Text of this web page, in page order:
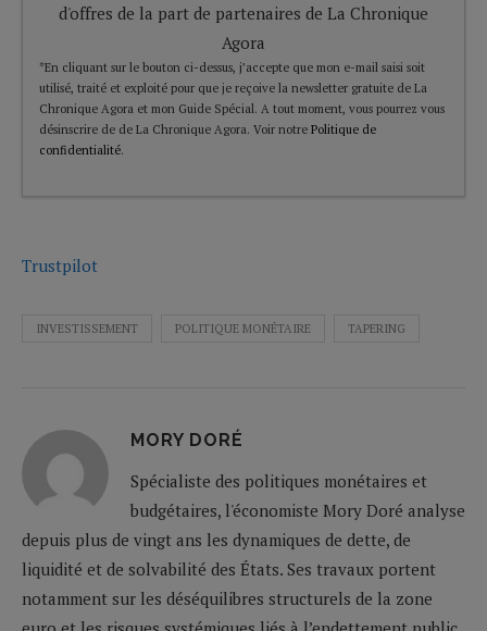
d'offres de la part de partenaires de La Chronique
Agora
*En cliquant sur le bouton ci-dessus, j’accepte que mon e-mail saisi soit
utilisé, traité et exploité pour que je reçoive la newsletter gratuite de La
Chronique Agora et mon Guide Spécial. A tout moment, vous pourrez vous
désinscrire de de La Chronique Agora. Voir notre Politique de
confidentialité.
Trustpilot
INVESTISSEMENT POLITIQUE MONÉTAIRE TAPERING
MORY DORÉ
Spécialiste des politiques monétaires et
budgétaires, l'économiste Mory Doré analyse
depuis plus de vingt ans les dynamiques de dette, de
liquidité et de solvabilité des États. Ses travaux portent
notamment sur les déséquilibres structurels de la zone